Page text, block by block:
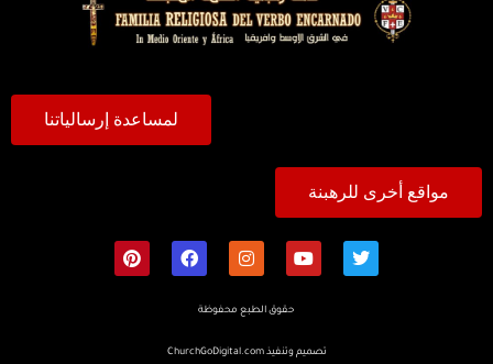
لمساعدة إرسالياتنا
مواقع أخرى للرهبنة
حقوق الطبع محفوظة
تصميم وتنفيذChurchGoDigital.com